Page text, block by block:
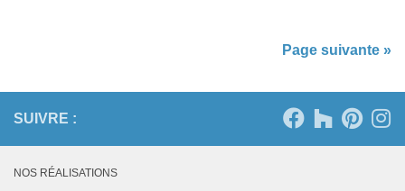
Page suivante »
SUIVRE :
NOS RÉALISATIONS